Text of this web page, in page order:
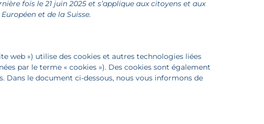
fois le 21 juin 2025 et s’applique aux citoyens et aux
et de la Suisse.
web ») utilise des cookies et autres technologies liées
par le terme « cookies »). Des cookies sont également
Dans le document ci-dessous, nous vous informons de